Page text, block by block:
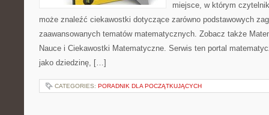
miejsce, w którym
może znaleźć ciekawostki dotyczące zarówno podstawowych
zaawansowanych tematów matematycznych. Zobacz także
Nauce i Ciekawostki Matematyczne. Serwis ten portal
jako dziedzinę, […]
CATEGORIES: PORADNIK DLA POCZĄTKUJĄCYCH